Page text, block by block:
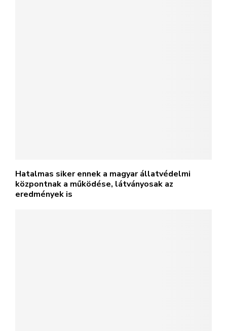
Hatalmas siker ennek a magyar állatvédelmi
központnak a működése, látványosak az
eredmények is